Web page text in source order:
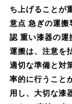
ち上げることが
意点 急ぎの運搬
認 重い漆器の運
運搬は、注意を
適切な準備と対
率的に行うこと
用し、大切な漆